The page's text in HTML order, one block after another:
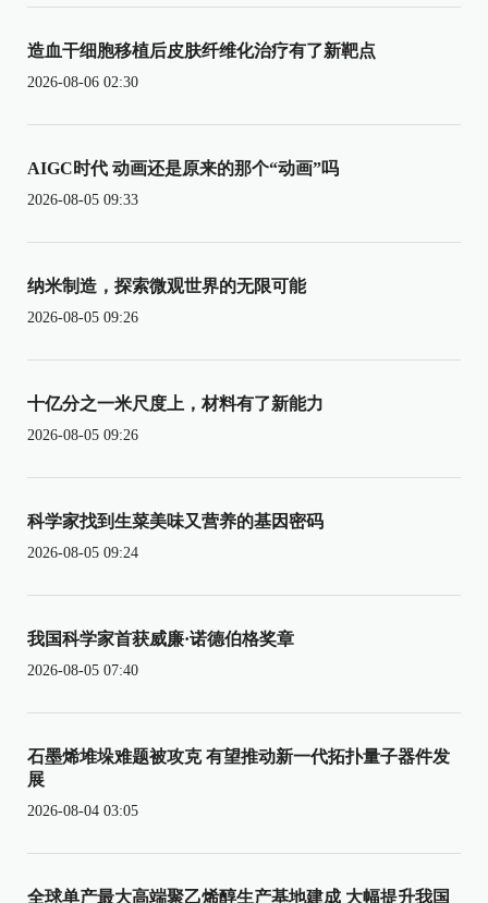
造血干细胞移植后皮肤纤维化治疗有了新靶点
2026-08-06 02:30
AIGC时代 动画还是原来的那个“动画”吗
2026-08-05 09:33
纳米制造，探索微观世界的无限可能
2026-08-05 09:26
十亿分之一米尺度上，材料有了新能力
2026-08-05 09:26
科学家找到生菜美味又营养的基因密码
2026-08-05 09:24
我国科学家首获威廉·诺德伯格奖章
2026-08-05 07:40
石墨烯堆垛难题被攻克 有望推动新一代拓扑量子器件发
展
2026-08-04 03:05
全球单产最大高端聚乙烯醇生产基地建成 大幅提升我国